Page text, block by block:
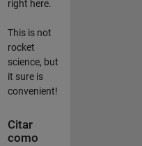
right here.
This is not
rocket
science, but
it sure is
convenient!
Citar
como